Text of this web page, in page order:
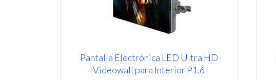
Pantalla Electrónica LED Ultra HD
Videowall para Interior P1.6